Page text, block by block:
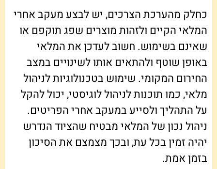
כחלק מהערכת הצרכים, יש לבצע מעקב אחרי
המלאי הקיים ולזהות מוצרים שפג תוקפם או
שאינם בשימוש. חשוב לעדכן את המלאי
באופן שוטף ולהתאים אותו לשינויים במצב
החירום המקומי. שימוש בטכנולוגיות לניהול
מלאי, כמו תוכנות לניהול לוגיסטי, יכול להקל
על התהליך ולסייע במעקב אחרי הפריטים.
ניהול נכון של המלאי מבטיח שהציוד הנדרש
יהיה זמין בכל עת, ובכך מצמצם את הסיכון
בזמן אמת.